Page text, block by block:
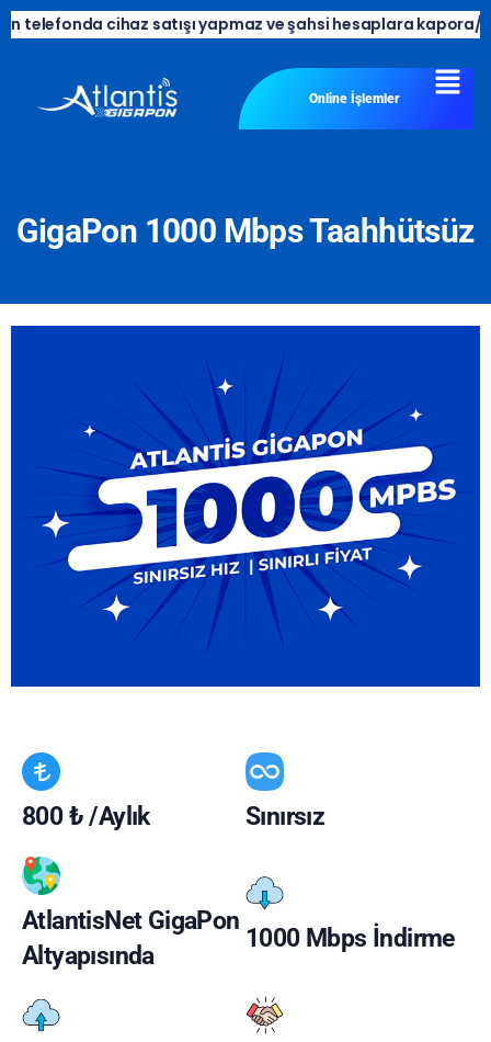
telefonda cihaz satışı yapmaz ve şahsi hesaplara kapora/
Online İşlemler
GigaPon 1000 Mbps Taahhütsüz
800 ₺ /Aylık Sınırsız
AtlantisNet GigaPon
Altyapısında
1000 Mbps İndirme